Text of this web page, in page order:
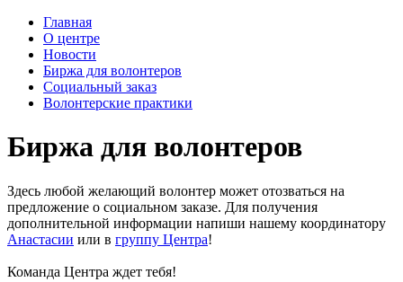
Главная
О центре
Новости
Биржа для волонтеров
Социальный заказ
Волонтерские практики
Биржа для волонтеров
Здесь любой желающий волонтер может отозваться на
предложение о социальном заказе. Для получения
дополнительной информации напиши нашему координатору
Анастасии или в группу Центра!
Команда Центра ждет тебя!